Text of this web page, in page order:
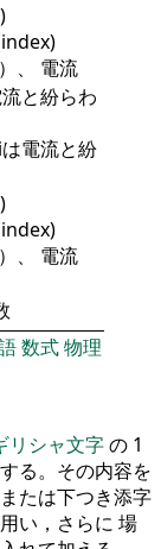
、 電流
と紛らわ
電流と紛
、 電流
数式物理
リシャ文字の 1
る。その内容を
たは下つき添字
い，さらに 場